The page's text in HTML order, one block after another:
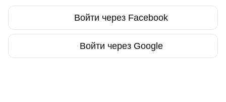
Войти через Facebook
Войти через Google